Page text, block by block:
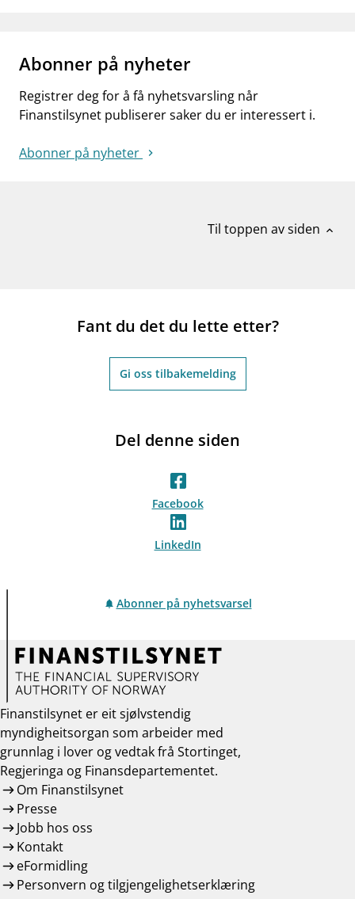
Abonner på nyheter
Registrer deg for å få nyhetsvarsling når
Finanstilsynet publiserer saker du er interessert i.
Abonner på nyheter
Til toppen av siden expand_less
Fant du det du lette etter?
Gi oss tilbakemelding
Del denne siden
Facebook
LinkedIn
Abonner på nyhetsvarsel
Finanstilsynet er eit sjølvstendig
myndigheitsorgan som arbeider med
grunnlag i lover og vedtak frå Stortinget,
Regjeringa og Finansdepartementet.
Om Finanstilsynet
Presse
Jobb hos oss
Kontakt
eFormidling
Personvern og tilgjengelighetserklæring